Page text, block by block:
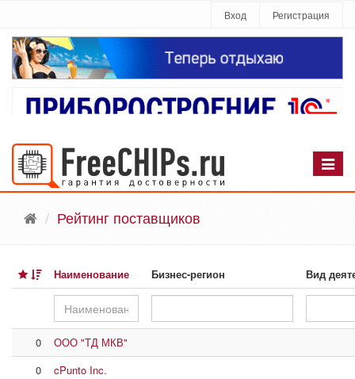
Вход Регистрация
Рейтинг поставщиков
Наименование Бизнес-регион
Вид
0
ООО "ТД МКВ"
0
cPunto Inc.